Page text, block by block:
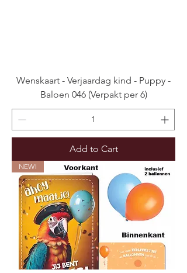
Wenskaart - Verjaardag kind - Puppy -
Baloen 046 (Verpakt per 6)
Add to Cart
NEW!